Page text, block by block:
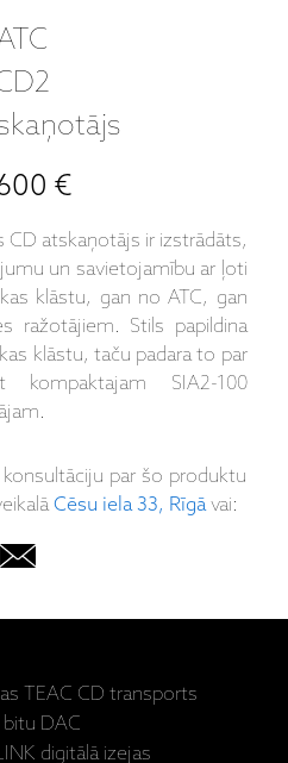
€
CD atskaņotājs ir izstrādāts,
un savietojamību ar ļoti
klāstu, gan no ATC, gan
ražotājiem. Stils papildina
klāstu, taču padara to par
kompaktajam SIA2-100
par šo produktu
Cēsu iela 33, Rīgāvai:
TEAC CD transports
DAC
digitālā izejas